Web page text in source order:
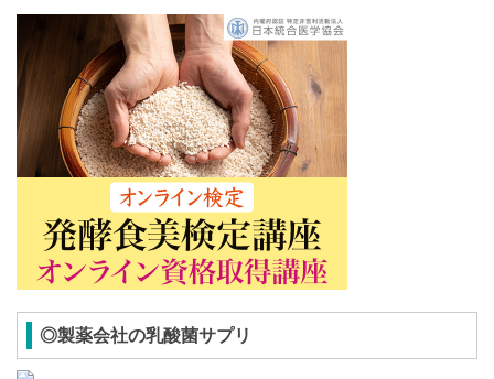
◎製薬会社の乳酸菌サプリ